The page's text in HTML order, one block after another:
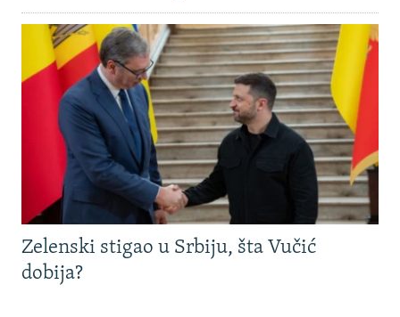
Zelenski stigao u Srbiju, šta Vučić
dobija?